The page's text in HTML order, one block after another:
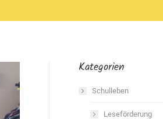
Kategorien
Schulleben
Leseförderung